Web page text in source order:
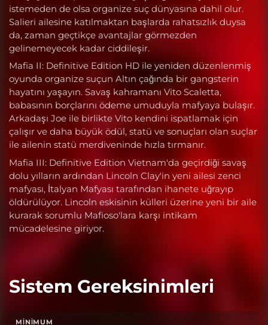
istemeden de olsa organize suç dünyasına dahil olur.
Salieri ailesine katılmaktan başlarda rahatsızlık duysa
da, zaman geçtikçe avantajlar görmezden
gelinemeyecek kadar ciddileşir.
Mafia II: Definitive Edition HD ile yeniden düzenlenmiş
oyunda organize suçun Altın çağında bir gangsterin
hayatını yaşayın. Savaş kahramanı Vito Scaletta,
babasının borçlarını ödeme umuduyla mafyaya bulaşır.
Arkadaşı Joe ile birlikte Vito kendini ispatlamak için
çalışır ve daha büyük ödül, statü ve sonuçları olan suçlar
ile ailenin statü merdiveninde hızla tırmanır.
Mafia III: Definitive Edition Vietnam'da geçirdiği savaş
dolu yılların ardından Lincoln Clay'in yeni ailesi zenci
mafyası, İtalyan Mafyası tarafından ihanete uğrayıp
öldürülüyor. Lincoln eskisinin külleri üzerine yeni bir aile
kurarak sorumlu Mafioso'lara karşı intikam
mücadelesine giriyor.
Sistem Gereksinimleri
MINIMUM